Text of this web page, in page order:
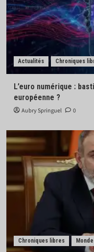
Actualités Chroniques
L’euro numérique :
européenne ?
Aubry Springuel 0
Chroniques libres Monde